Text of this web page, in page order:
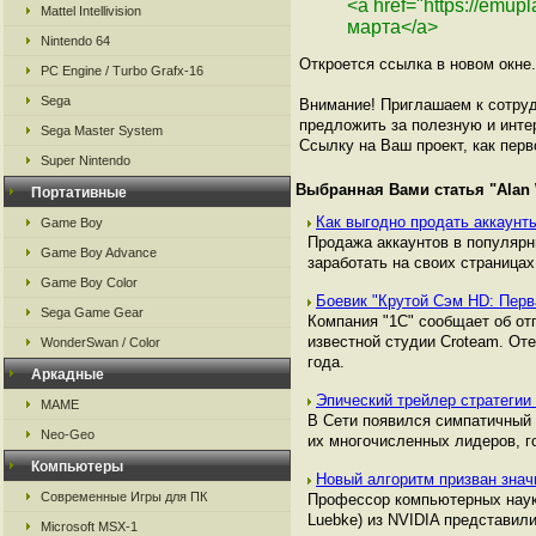
Mattel Intellivision
Nintendo 64
PC Engine / Turbo Grafx-16
Sega
Sega Master System
Super Nintendo
Портативные
Game Boy
Game Boy Advance
Game Boy Color
Sega Game Gear
WonderSwan / Color
Аркадные
MAME
Neo-Geo
Компьютеры
Современные Игры для ПК
Microsoft MSX-1
<a href="https://
марта</a>
Откроется ссылка в новом окне.
Внимание! Приглашаем к
предложить за полезную и
Ссылку на Ваш проект, как
Выбранная Вами статья "Alan
Как выгодно продать
Продажа аккаунтов в
заработать на своих
Боевик "Крутой Сэм HD:
Компания "1С" сообщает об
известной студии Croteam.
года.
Эпический трейлер
В Сети появился
их многочисленных лидеров,
Новый алгоритм призван
Профессор компьютерных
Luebke) из NVIDIA